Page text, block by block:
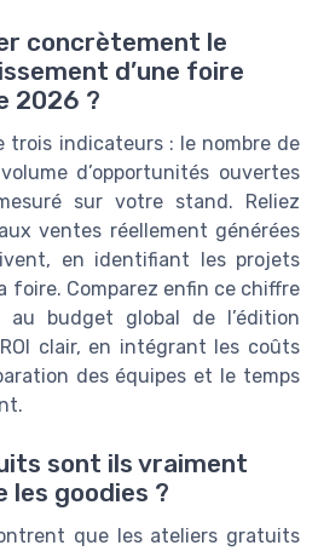
concrètement le
d’une foire
2026 ?
trois indicateurs : le nombre de
d’opportunités ouvertes
sur votre stand. Reliez
ventes réellement générées
en identifiant les projets
foire. Comparez enfin ce chiffre
au budget global de l’édition
clair, en intégrant les coûts
des équipes et le temps
sont ils vraiment
les goodies ?
que les ateliers gratuits